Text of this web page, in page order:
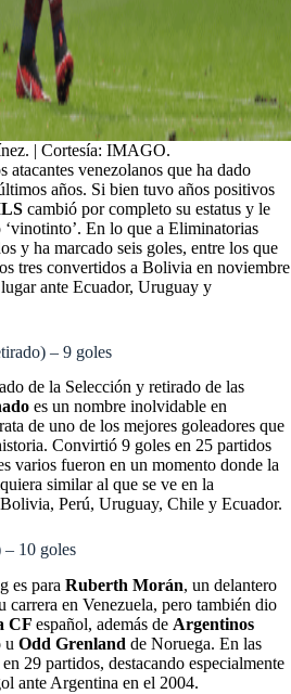
| Cortesía: IMAGO.
atacantes venezolanos que ha dado
años. Si bien tuvo años positivos
cambió por completo su estatus y le
En lo que a Eliminatorias
y ha marcado seis goles, entre los que
tres convertidos a Bolivia en noviembre
ante Ecuador, Uruguay y
– 9 goles
de la Selección y retirado de las
es un nombre inolvidable en
de uno de los mejores goleadores que
Convirtió 9 goles en 25 partidos
varios fueron en un momento donde la
similar al que se ve en la
Perú, Uruguay, Chile y Ecuador.
10 goles
es para Ruberth Morán, un delantero
carrera en Venezuela, pero también dio
CF español, además de Argentinos
u Odd Grenland de Noruega. En las
29 partidos, destacando especialmente
ante Argentina en el 2004.